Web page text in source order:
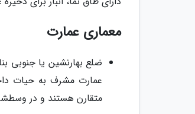
معماری عمارت
ضلع بهارنشین یا جنوبی
عمارت مشرف به حیات
متقارن هستند و در